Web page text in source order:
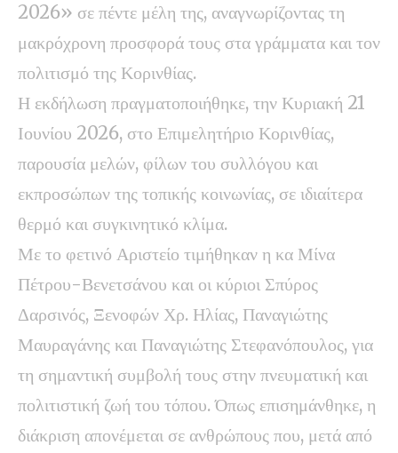
2026» σε πέντε μέλη της, αναγνωρίζοντας τη
μακρόχρονη προσφορά τους στα γράμματα και τον
πολιτισμό της Κορινθίας.
Η εκδήλωση πραγματοποιήθηκε, την Κυριακή 21
Ιουνίου 2026, στο Επιμελητήριο Κορινθίας,
παρουσία μελών, φίλων του συλλόγου και
εκπροσώπων της τοπικής κοινωνίας, σε ιδιαίτερα
θερμό και συγκινητικό κλίμα.
Με το φετινό Αριστείο τιμήθηκαν η κα Μίνα
Πέτρου-Βενετσάνου και οι κύριοι Σπύρος
Δαρσινός, Ξενοφών Χρ. Ηλίας, Παναγιώτης
Μαυραγάνης και Παναγιώτης Στεφανόπουλος, για
τη σημαντική συμβολή τους στην πνευματική και
πολιτιστική ζωή του τόπου. Όπως επισημάνθηκε, η
διάκριση απονέμεται σε ανθρώπους που, μετά από